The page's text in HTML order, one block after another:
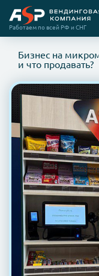
Перейти
на
Работаем по всей РФ и СНГ
Бизнес на
и что продавать?
Пошаговый план
Где
Пошаговый план